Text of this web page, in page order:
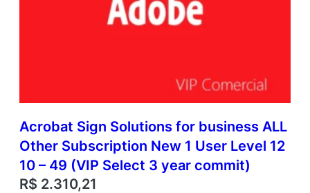
Acrobat Sign Solutions for business ALL
Other Subscription New 1 User Level 12
10 – 49 (VIP Select 3 year commit)
R$ 2.310,21